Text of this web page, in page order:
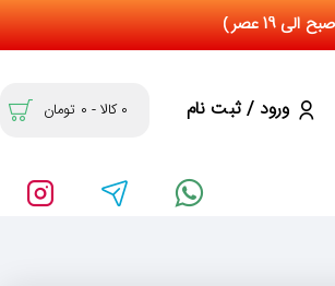
ورود / ثبت نام 0 کالا - 0 تومان